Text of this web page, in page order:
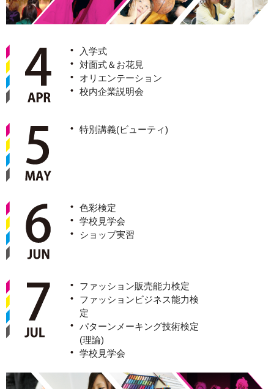
入学式
対面式＆お花見
オリエンテーション
校内企業説明会
特別講義(ビューティ)
色彩検定
学校見学会
ショップ実習
ファッション販売能力検定
ファッションビジネス能力検
定
パターンメーキング技術検定
(理論)
学校見学会